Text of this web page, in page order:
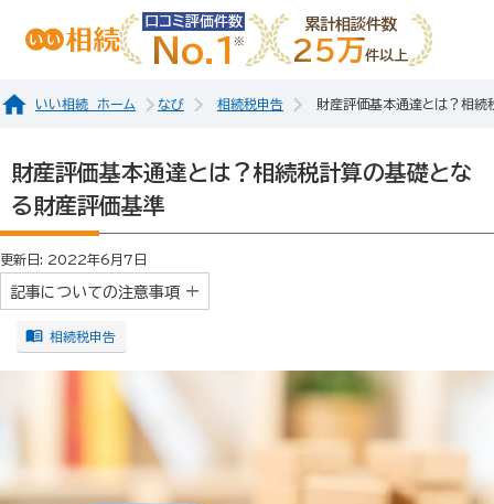
口コミ評価件数
No.1
累計相談件数
25万件以上
いい相続 ホーム なび 相続税申告 財産評価基本通達とは？相続
財産評価基本通達とは？相続税計算の基礎とな
る財産評価基準
更新日: 2022年6月7日
記事についての注意事項
相続税申告